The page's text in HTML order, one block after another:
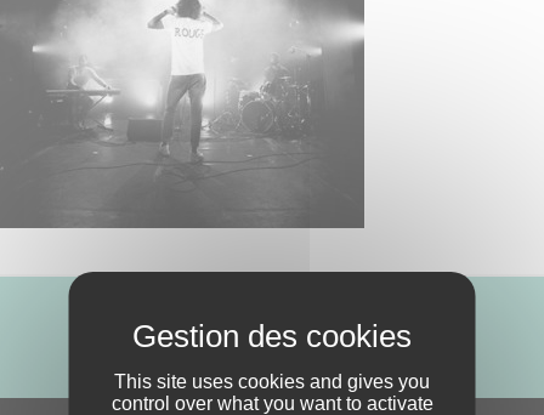
ABONNE-TOI !
This site uses cookies and gives you
control over what you want to activate